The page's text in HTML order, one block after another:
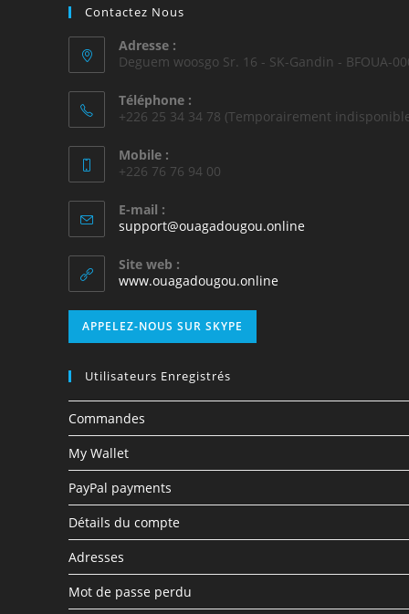
Contactez Nous
Adresse :
Deguem woosgo Sr. 16 - SK-Gandin - BFOUA-
Téléphone :
+226 25 34 34 78 (Temporairement
Mobile :
+226 76 76 94 00
E-mail :
support@ouagadougou.online
Site web :
www.ouagadougou.online
APPELEZ-NOUS SUR SKYPE
Utilisateurs Enregistrés
Commandes
My Wallet
PayPal payments
Détails du compte
Adresses
Mot de passe perdu